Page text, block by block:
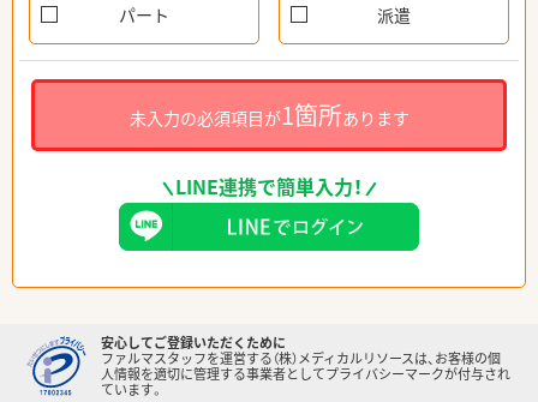
パート 派遣
未入力の必須項目が1箇所あります
LINE連携で簡単入力！
安心してご登録いただくために
ファルマスタッフを運営する（株）メディカルリソースは、お客様の個
人情報を適切に管理する事業者としてプライバシーマークが付与され
ています。